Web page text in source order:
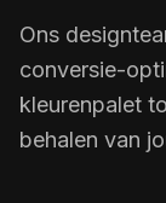
Ons
conversie-
kleurenpalet
behalen van